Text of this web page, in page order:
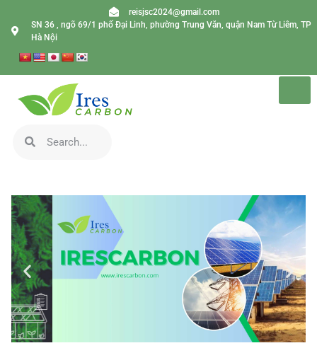
reisjsc2024@gmail.com
SN 36 , ngõ 69/1 phố Đại Linh, phường Trung Văn, quận Nam Từ Liêm, TP
Hà Nội